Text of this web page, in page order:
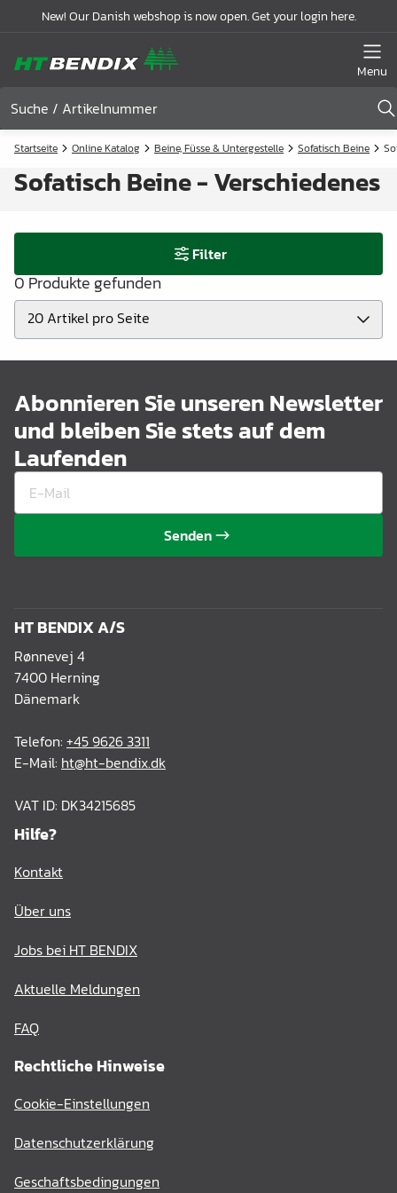
New! Our Danish webshop is now open. Get your login here.
Menu
Startseite Online Katalog Beine, Füsse & Untergestelle Sofatisch Beine
Sofatisch Beine - Verschiedenes
Filter
0 Produkte gefunden
Abonnieren Sie unseren Newsletter
und bleiben Sie stets auf dem
Laufenden
Senden
HT BENDIX A/S
Rønnevej 4
7400 Herning
Dänemark
Telefon: +45 9626 3311
E-Mail: ht@ht-bendix.dk
VAT ID: DK34215685
Hilfe?
Kontakt
Über uns
Jobs bei HT BENDIX
Aktuelle Meldungen
FAQ
Rechtliche Hinweise
Cookie-Einstellungen
Datenschutzerklärung
Geschaftsbedingungen